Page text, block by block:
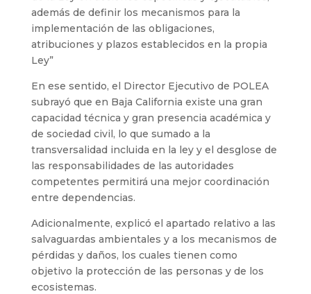
además de definir los mecanismos para la
implementación de las obligaciones,
atribuciones y plazos establecidos en la propia
Ley”
En ese sentido, el Director Ejecutivo de POLEA
subrayó que en Baja California existe una gran
capacidad técnica y gran presencia académica y
de sociedad civil, lo que sumado a la
transversalidad incluida en la ley y el desglose de
las responsabilidades de las autoridades
competentes permitirá una mejor coordinación
entre dependencias.
Adicionalmente, explicó el apartado relativo a las
salvaguardas ambientales y a los mecanismos de
pérdidas y daños, los cuales tienen como
objetivo la protección de las personas y de los
ecosistemas.